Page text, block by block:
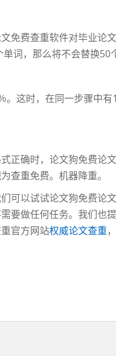
免费查重软件对毕业论
词，那么将不会替换50
这时，在同一步骤中
正确时，论文狗免费论
查重免费。机器降重。
可以试试论文狗免费论
要做任何任务。我们也
官方网站权威论文查重